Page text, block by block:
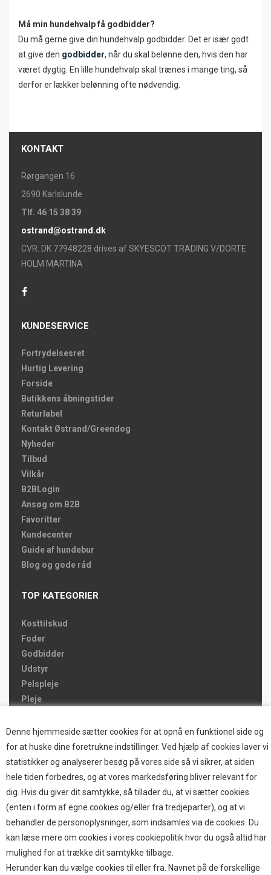
Denne hjemmeside sætter cookies for at opnå en funktionel side og
for at huske dine foretrukne indstillinger. Ved hjælp af cookies laver vi
statistikker og analyserer besøg på vores side så vi sikrer, at siden
hele tiden forbedres, og at vores markedsføring bliver relevant for
dig. Hvis du giver dit samtykke, så tillader du, at vi sætter cookies
(enten i form af egne cookies og/eller fra tredjeparter), og at vi
behandler de personoplysninger, som indsamles via de cookies. Du
kan læse mere om cookies i vores cookiepolitik hvor du også altid har
mulighed for at trække dit samtykke tilbage.
Herunder kan du vælge cookies til eller fra. Navnet på de forskellige
Må min hundehvalp få godbidder?
Du må gerne give din hundehvalp godbidder. Det er især godt
at give den godbidder, når du skal belønne den, hvis den har
været dygtig. En lille hundehvalp skal trænes i mange ting, så
derfor er lækker belønning ofte nødvendig.
KONTAKT
Rørgangen 16
2690 Karlslunde
Tlf. 46 15 38 39
ostrand@ostrand.dk
CVR: DK 77948228 drives af SKYESCOT TRADING V/DORTE
HOLM MARTINA
KUNDESERVICE
Fortrydelsesret
Hurtig Levering
Forside
Butikkens åbningstider
Returlabel
Kontakt Østrand/Greendog
Nyheder
Tilbud
Vilkår
B2BLogin
Ansøg om B2B
Favoritter
Kundecenter
Guide af hundebur
Blog og gode råd
TOP KATEGORIER
Kosttilskud
Foder
Godbidder
Udstyr
Pelspleje
Pleje
Brands
TOP BRANDS
HOKAMIX
HVALPESTART RAIZUP
Thule hundbure
GRAU
STARMARK
VARIOCAGE-MIMSAFE